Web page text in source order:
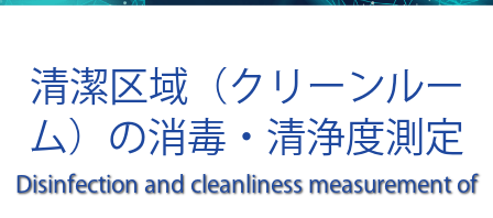
清潔区域（クリーンルー
ム）の消毒・清浄度測定
Disinfection and cleanliness measurement of